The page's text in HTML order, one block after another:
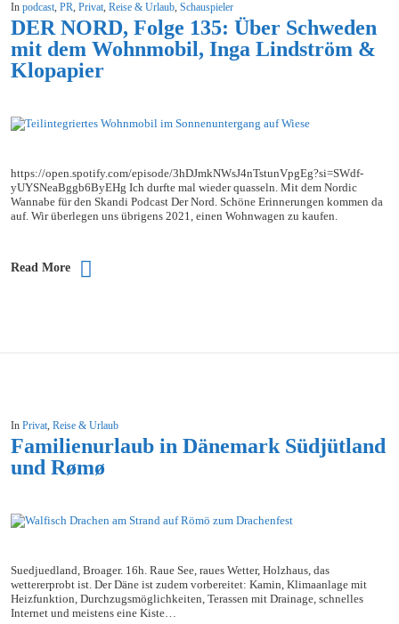
Inpodcast,PR,Privat,Reise & Urlaub,Schauspieler
DER NORD, Folge 135: Über Schweden
mit dem Wohnmobil, Inga Lindström &
Klopapier
https://open.spotify.com/episode/3hDJmkNWsJ4nTstunVpgEg?si=SWdf-
yUYSNeaBggb6ByEHg Ich durfte mal wieder quasseln. Mit dem Nordic
Wannabe für den Skandi Podcast Der Nord. Schöne Erinnerungen kommen da
auf. Wir überlegen uns übrigens 2021, einen Wohnwagen zu kaufen.
Read More
InPrivat,Reise & Urlaub
Familienurlaub in Dänemark Südjütland
und Rømø
Suedjuedland, Broager. 16h. Raue See, raues Wetter, Holzhaus, das
wettererprobt ist. Der Däne ist zudem vorbereitet: Kamin, Klimaanlage mit
Heizfunktion, Durchzugsmöglichkeiten, Terassen mit Drainage, schnelles
Internet und meistens eine Kiste…